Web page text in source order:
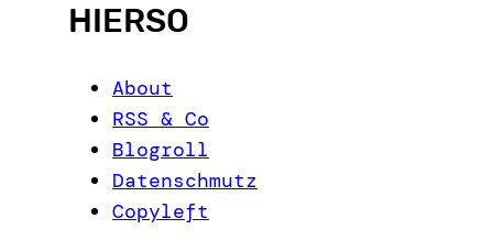
HIERSO
About
RSS & Co
Blogroll
Datenschmutz
Copyleft